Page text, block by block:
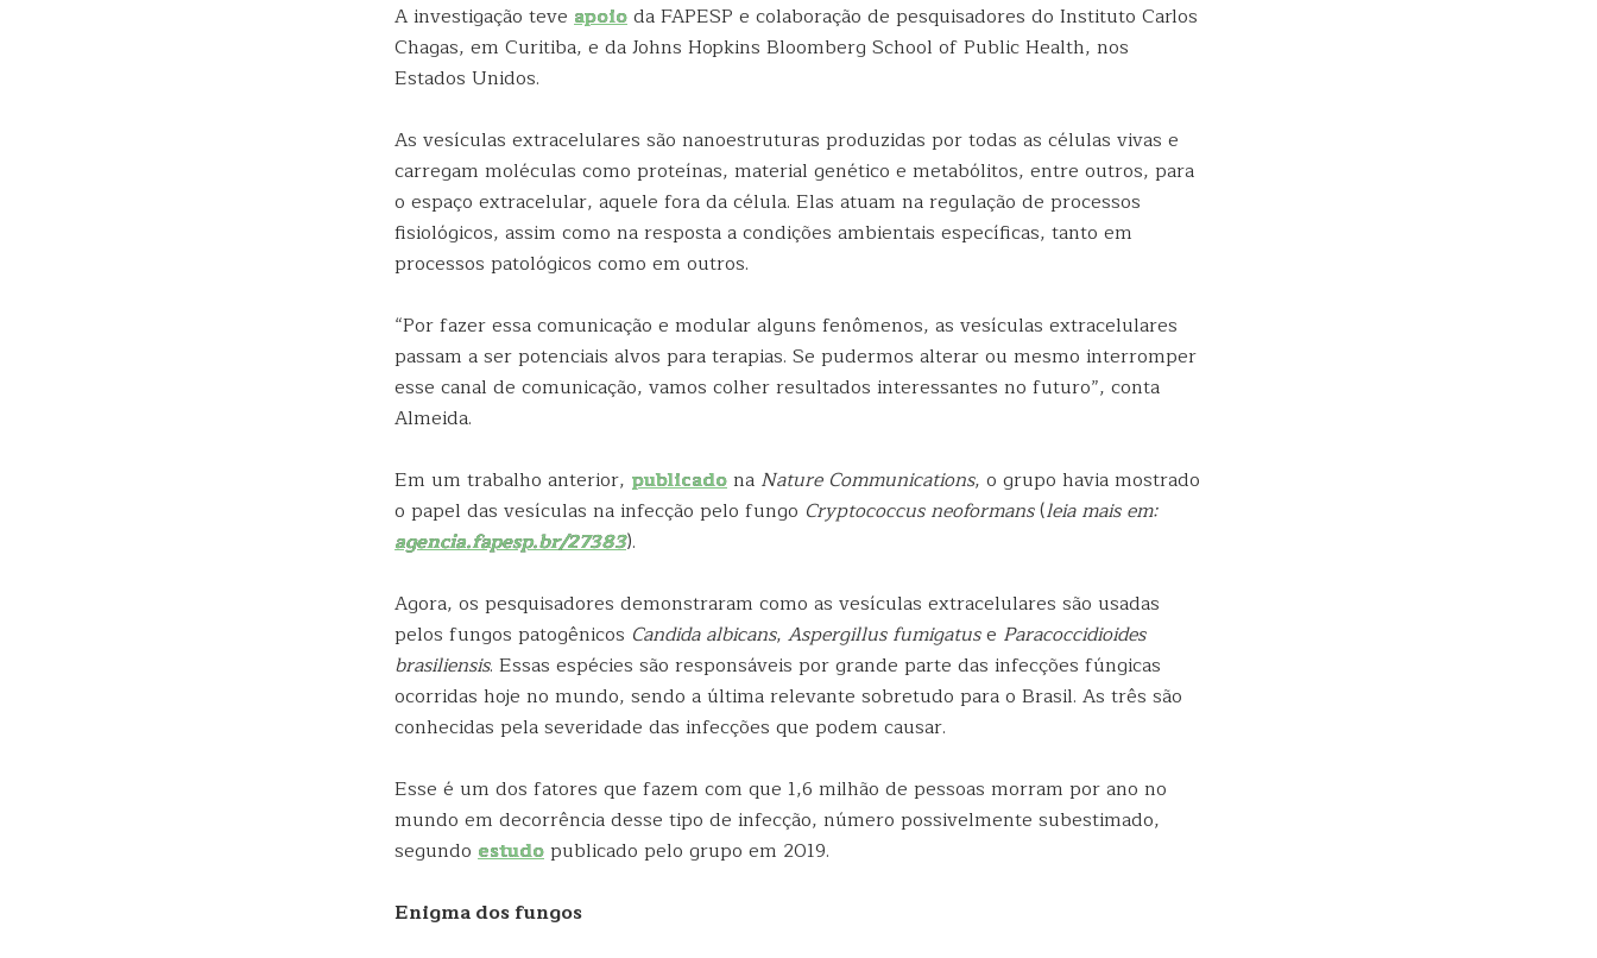
A investigação teve apoioda FAPESP e colaboração de pesquisadores do Instituto Carlos
Chagas, em Curitiba, e da Johns Hopkins Bloomberg School of Public Health, nos
Estados Unidos.
As vesículas extracelulares são nanoestruturas produzidas por todas as células vivas e
carregam moléculas como proteínas, material genético e metabólitos, entre outros, para
o espaço extracelular, aquele fora da célula. Elas atuam na regulação de processos
fisiológicos, assim como na resposta a condições ambientais específicas, tanto em
processos patológicos como em outros.
“Por fazer essa comunicação e modular alguns fenômenos, as vesículas extracelulares
passam a ser potenciais alvos para terapias. Se pudermos alterar ou mesmo interromper
esse canal de comunicação, vamos colher resultados interessantes no futuro”, conta
Almeida.
Em um trabalho anterior, publicadona Nature Communications, o grupo havia mostrado
o papel das vesículas na infecção pelo fungo Cryptococcus neoformans(leia mais em:
agencia.fapesp.br/27383).
Agora, os pesquisadores demonstraram como as vesículas extracelulares são usadas
pelos fungos patogênicos Candida albicans, Aspergillus fumigatuse Paracoccidioides
brasiliensis. Essas espécies são responsáveis por grande parte das infecções fúngicas
ocorridas hoje no mundo, sendo a última relevante sobretudo para o Brasil. As três são
conhecidas pela severidade das infecções que podem causar.
Esse é um dos fatores que fazem com que 1,6 milhão de pessoas morram por ano no
mundo em decorrência desse tipo de infecção, número possivelmente subestimado,
segundo estudopublicado pelo grupo em 2019.
Enigma dos fungos